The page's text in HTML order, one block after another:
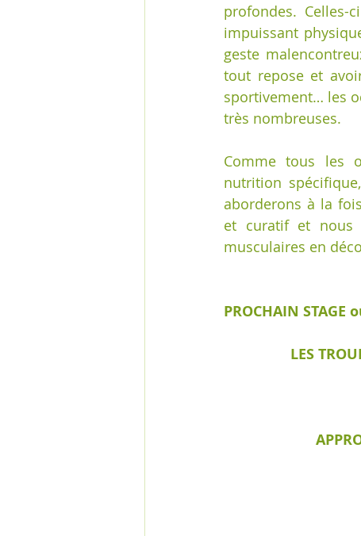
profondes.
impuissant
geste
tout repose et
sportivement… les
très nombreuses.
Comme tous les
nutrition
aborderons à la
et curatif et nous
musculaires en
PROCHAIN
LES